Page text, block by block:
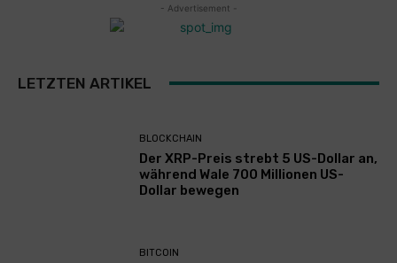
- Advertisement -
LETZTEN ARTIKEL
BLOCKCHAIN
Der XRP-Preis strebt 5 US-Dollar an,
während Wale 700 Millionen US-
Dollar bewegen
BITCOIN